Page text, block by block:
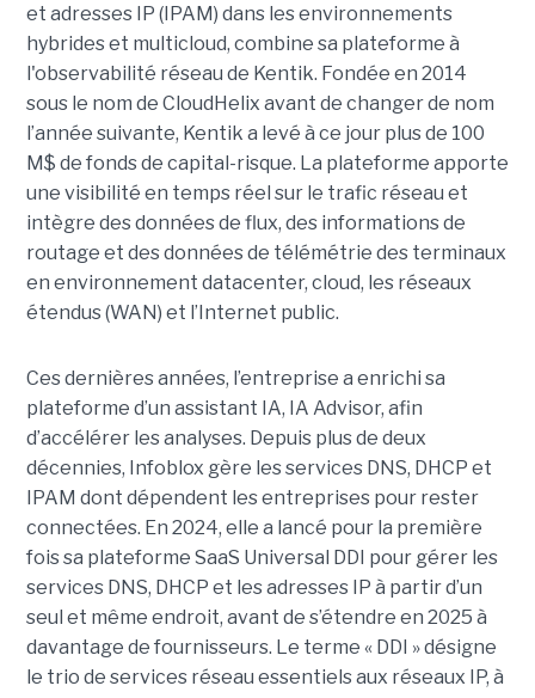
et adresses IP (IPAM) dans les environnements
hybrides et multicloud, combine sa plateforme à
l'observabilité réseau de Kentik. Fondée en 2014
sous le nom de CloudHelix avant de changer de nom
l’année suivante, Kentik a levé à ce jour plus de 100
M$ de fonds de capital-risque. La plateforme apporte
une visibilité en temps réel sur le trafic réseau et
intègre des données de flux, des informations de
routage et des données de télémétrie des terminaux
en environnement datacenter, cloud, les réseaux
étendus (WAN) et l’Internet public.
Ces dernières années, l’entreprise a enrichi sa
plateforme d’un assistant IA, IA Advisor, afin
d’accélérer les analyses. Depuis plus de deux
décennies, Infoblox gère les services DNS, DHCP et
IPAM dont dépendent les entreprises pour rester
connectées. En 2024, elle a lancé pour la première
fois sa plateforme SaaS Universal DDI pour gérer les
services DNS, DHCP et les adresses IP à partir d’un
seul et même endroit, avant de s’étendre en 2025 à
davantage de fournisseurs. Le terme « DDI » désigne
le trio de services réseau essentiels aux réseaux IP, à